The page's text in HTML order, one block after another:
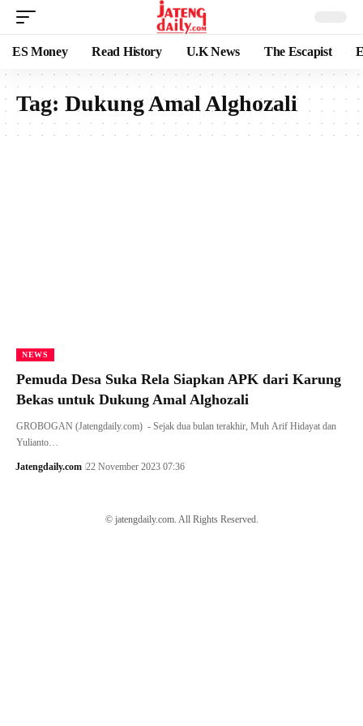
ES Money Read History U.K News The Escapist
Tag: Dukung Amal Alghozali
NEWS
Pemuda Desa Suka Rela Siapkan APK dari Karung
Bekas untuk Dukung Amal Alghozali
GROBOGAN (Jatengdaily.com) - Sejak dua bulan terakhir, Muh Arif Hidayat dan
Yulianto…
Jatengdaily.com 22 November 2023 07:36
© jatengdaily.com. All Rights Reserved.